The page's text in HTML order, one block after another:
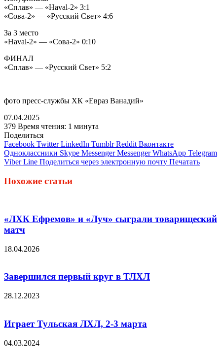
«Сплав» — «Haval-2» 3:1
«Сова-2» — «Русский Свет» 4:6
За 3 место
«Haval-2» — «Сова-2» 0:10
ФИНАЛ
«Сплав» — «Русский Свет» 5:2
фото пресс-службы ХК «Евраз Ванадий»
07.04.2025
379 Время чтения: 1 минута
Поделиться
Facebook Twitter LinkedIn Tumblr Reddit Вконтакте
Одноклассники Skype Messenger Messenger WhatsApp Telegram
Viber Line Поделиться через электронную почту Печатать
Похожие статьи
«ЛХК Ефремов» и «Луч» сыграли товарищеский
матч
18.04.2026
Завершился первый круг в ТЛХЛ
28.12.2023
Играет Тульская ЛХЛ, 2-3 марта
04.03.2024